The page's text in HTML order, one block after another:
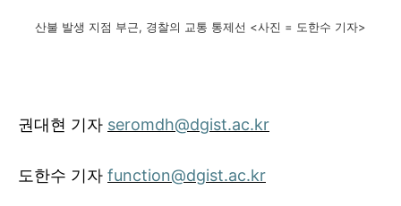
산불 발생 지점 부근, 경찰의 교통 통제선 <사진 = 도한수 기자>
권대현 기자 seromdh@dgist.ac.kr
도한수 기자 function@dgist.ac.kr